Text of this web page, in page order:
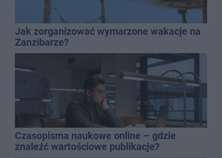
Jak zorganizować wymarzone wakacje na
Zanzibarze?
Czasopisma naukowe online – gdzie
znaleźć wartościowe publikacje?